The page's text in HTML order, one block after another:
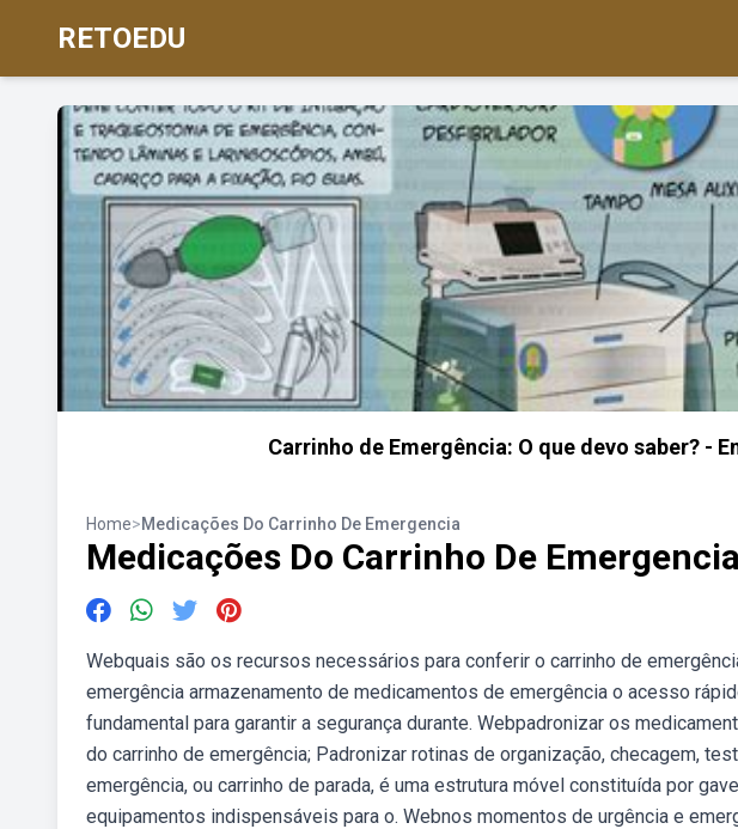
RETOEDU
Carrinho de Emergência: O que devo saber? -
Home>Medicações Do Carrinho De Emergencia
Medicações Do Carrinho De Emergencia
Webquais são os recursos necessários para conferir o carrinho de
emergência armazenamento de medicamentos de emergência o acesso
fundamental para garantir a segurança durante. Webpadronizar os
do carrinho de emergência; Padronizar rotinas de organização, checagem,
emergência, ou carrinho de parada, é uma estrutura móvel constituída por
equipamentos indispensáveis para o. Webnos momentos de urgência e